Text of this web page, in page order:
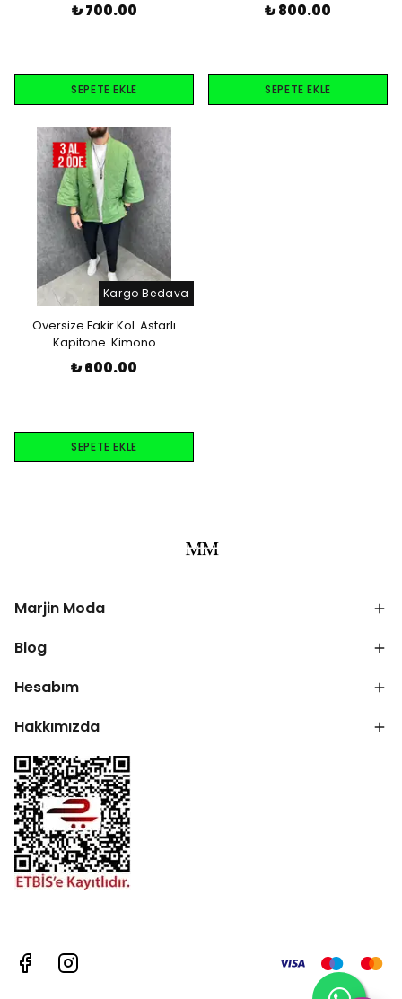
₺ 700.00
SEPETE EKLE
₺ 800.00
SEPETE EKLE
Kargo Bedava
Oversize Fakir Kol Astarlı
Kapitone Kimono
₺ 600.00
SEPETE EKLE
Marjin Moda
Blog
Hesabım
Hakkımızda